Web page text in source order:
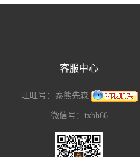
客服中心
旺旺号：泰熊先森
微信号：txbh66